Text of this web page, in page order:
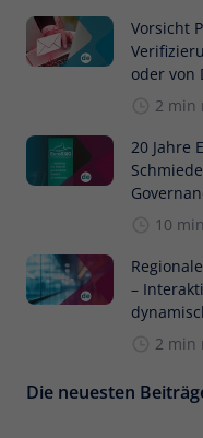
Vorsicht
oder von
2 min
20 Jahre
10
–
2 min
Die neuesten